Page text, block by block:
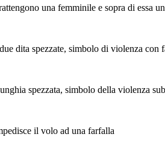
una femminile e sopra di essa
dita spezzate, simbolo di violenza con
spezzata, simbolo della violenza
il volo ad una farfalla